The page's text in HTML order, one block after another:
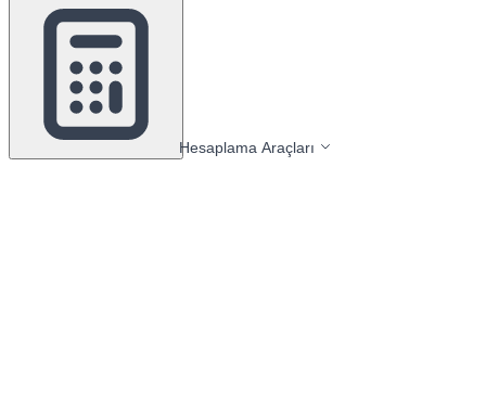
Hesaplama Araçları